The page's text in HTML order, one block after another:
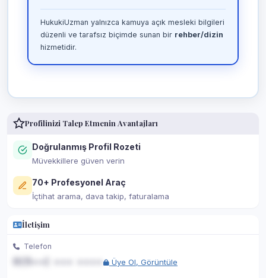
HukukiUzman yalnızca kamuya açık mesleki bilgileri
düzenli ve tarafsız biçimde sunan bir rehber/dizin
hizmetidir.
Profilinizi Talep Etmenin Avantajları
Doğrulanmış Profil Rozeti
Müvekkillere güven verin
70+ Profesyonel Araç
İçtihat arama, dava takip, faturalama
İletişim
Telefon
Üye Ol, Görüntüle